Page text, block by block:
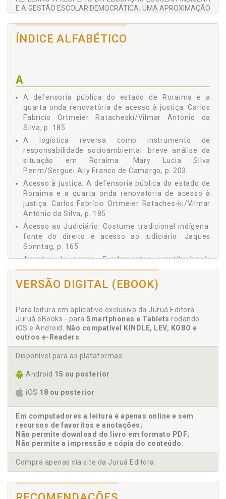
Severina Abreu Vasconcelos
Simone Rodrigues Batista Mendes
Stela Aparecida Damas da Silveira
Vilmar Antônio da Silva
Wagner do Carmo Costa
E A GESTÃO ESCOLAR DEMOCRÁTICA: UMA APROXIMAÇÃO
Carvalho, Roseane Pereira Morais, p. 111
FORMAÇÃO DE PROFESSORES INDÍGENAS: UM DIREITO À
da Silveira, Bianca Jorge Sequeira, p. 149
COSTUME TRADICIONAL INDÍGENA: FONTE DO DIREITO E
ACESSO AO JUDICIÁRIO, Jaques Sonntag, p. 165
A DEFENSORIA PÚBLICA DO ESTADO DE RORAIMA E A
QUARTA ONDA RENOVATÓRIA DE ACESSO À JUSTIÇA,
Carlos Fabrício Ortmeier Ratacheski, Vilmar Antônio da Silva,
p. 185
A LOGÍSTICA REVERSA COMO INSTRUMENTO DE
RESPONSABILIDADE SOCIOAMBIENTAL: BREVE ANÁLISE DA
SITUAÇÃO EM RORAIMA, Mary Lucia Silva Perim, Serguei
Aily Franco de Camargo, p. 203
ÍNDICE ALFABÉTICO
A
A defensoria pública do estado de Roraima e a
quarta onda renovatória de acesso à justiça. Carlos
Fabrício Ortmeier Ratacheski/Vilmar Antônio da
Silva, p. 185
A logística reversa como instrumento de
responsabilidade socioambiental: breve análise da
situação em Roraima. Mary Lucia Silva
Perim/Serguei Aily Franco de Camargo, p. 203
Acesso à justiça. A defensoria pública do estado de
Roraima e a quarta onda renovatória de acesso à
justiça. Carlos Fabrício Ortmeier Rataches-ki/Vilmar
Antônio da Silva, p. 185
Acesso ao Judiciário. Costume tradicional indígena:
fonte do direito e acesso ao judiciário. Jaques
Sonntag, p. 165
Acordos de pesca. Fundamentos constitucionais
para os acordos de pes-ca: o caso da Amazônia
brasileira. Edson Damas da Silveira/Serguei Aily
Franco de Camargo/ Talita Benaion Bezerra, p. 77
acordos de pesca: o caso da Amazônia brasileira.
Edson Damas da Silveira/Serguei Aily Fran-co de
Camargo/ Talita Benaion Bezerra, p. 77
Antônio Ferreira do Norte Filho. Espaços territoriais
especialmente prote-gidos: os mecanismos de
convenção da diversidade biológica. Antônio Ferreira
p. 27
B
Bianca Gabriela Cardoso Dias. Comunidades
tradicionais e práticas asso-ciadas: breve enfoque
sociológico e jurídico, p. 53
Bianca Jorge Sequeira. Mortalidade infantil nas
populações indígenas de Roraima. Wagner do Carmo
Costa/Stela Aparecida Damas da Silvei-ra/Bianca
VERSÃO DIGITAL (EBOOK)
Para leitura em aplicativo exclusivo da Juruá Editora -
Juruá eBooks - para Smartphones e Tablets rodando
iOS e Android. Não compatível KINDLE, LEV, KOBO e
outros e-Readers.
Disponível para as plataformas:
Android 15 ou posterior
iOS 18 ou posterior
Em computadores a leitura é apenas online e sem
recursos de favoritos e anotações;
Não permite download do livro em formato PDF;
Não permite a impressão e cópia do conteúdo.
Compra apenas via site da Juruá Editora.